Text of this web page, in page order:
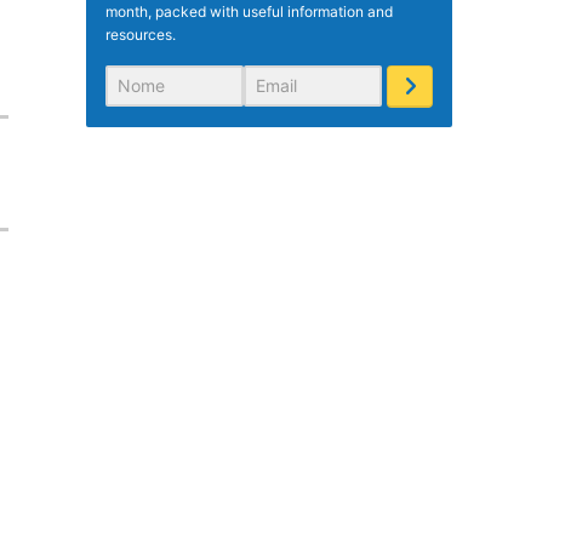
month, packed with useful information and
resources.